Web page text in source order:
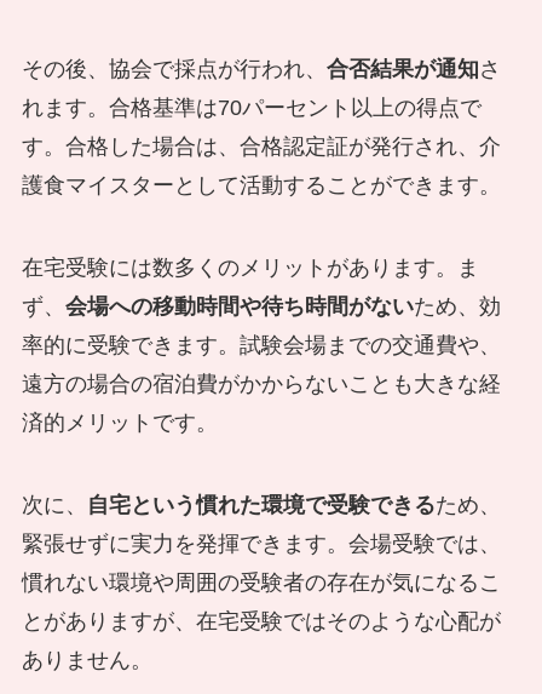
その後、協会で採点が行われ、 合否結果が通知さ
れます。合格基準は70パーセント以上の得点で
す。合格した場合は、合格認定証が発行され、介
護食マイスターとして活動することができます。
在宅受験には数多くのメリットがあります。ま
ず、 会場への移動時間や待ち時間がないため、効
率的に受験できます。試験会場までの交通費や、
遠方の場合の宿泊費がかからないことも大きな経
済的メリットです。
次に、 自宅という慣れた環境で受験できるため、
緊張せずに実力を発揮できます。会場受験では、
慣れない環境や周囲の受験者の存在が気になるこ
とがありますが、在宅受験ではそのような心配が
ありません。